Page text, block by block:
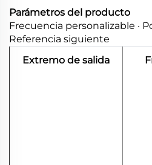
Parámetros del producto
Frecuencia personalizable ·
Referencia siguiente
Extremo de salida